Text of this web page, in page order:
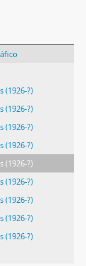
(1926-?)
(1926-?)
(1926-?)
(1926-?)
(1926-?)
(1926-?)
(1926-?)
(1926-?)
(1926-?)